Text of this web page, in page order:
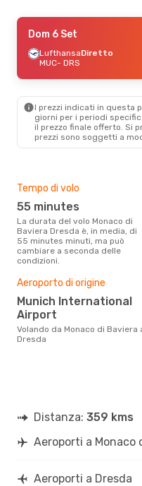
Gio 3 Set- Dom 6 Set
LufthansaDiretto
MUC- DRS
DRS- MUC
Ven 16 Ott - Dom 18 Ott
Lufthansa Diretto
Dom 6 Set
LufthansaDiretto
MUC- DRS
I prezzi indicati in questa
giorni per i periodi
il ​​prezzo finale offerto. Si
prezzi sono soggetti a
Tempo di volo
55 minutes
La durata del volo Monaco di
Baviera Dresda è, in media, di
55 minutes minuti, ma può
cambiare a seconda delle
condizioni.
Aeroporto di origine
Munich International
Airport
Volando da Monaco di Baviera a
Dresda
Distanza: 359 kms
Aeroporti a Monaco
Aeroporti a Dresda